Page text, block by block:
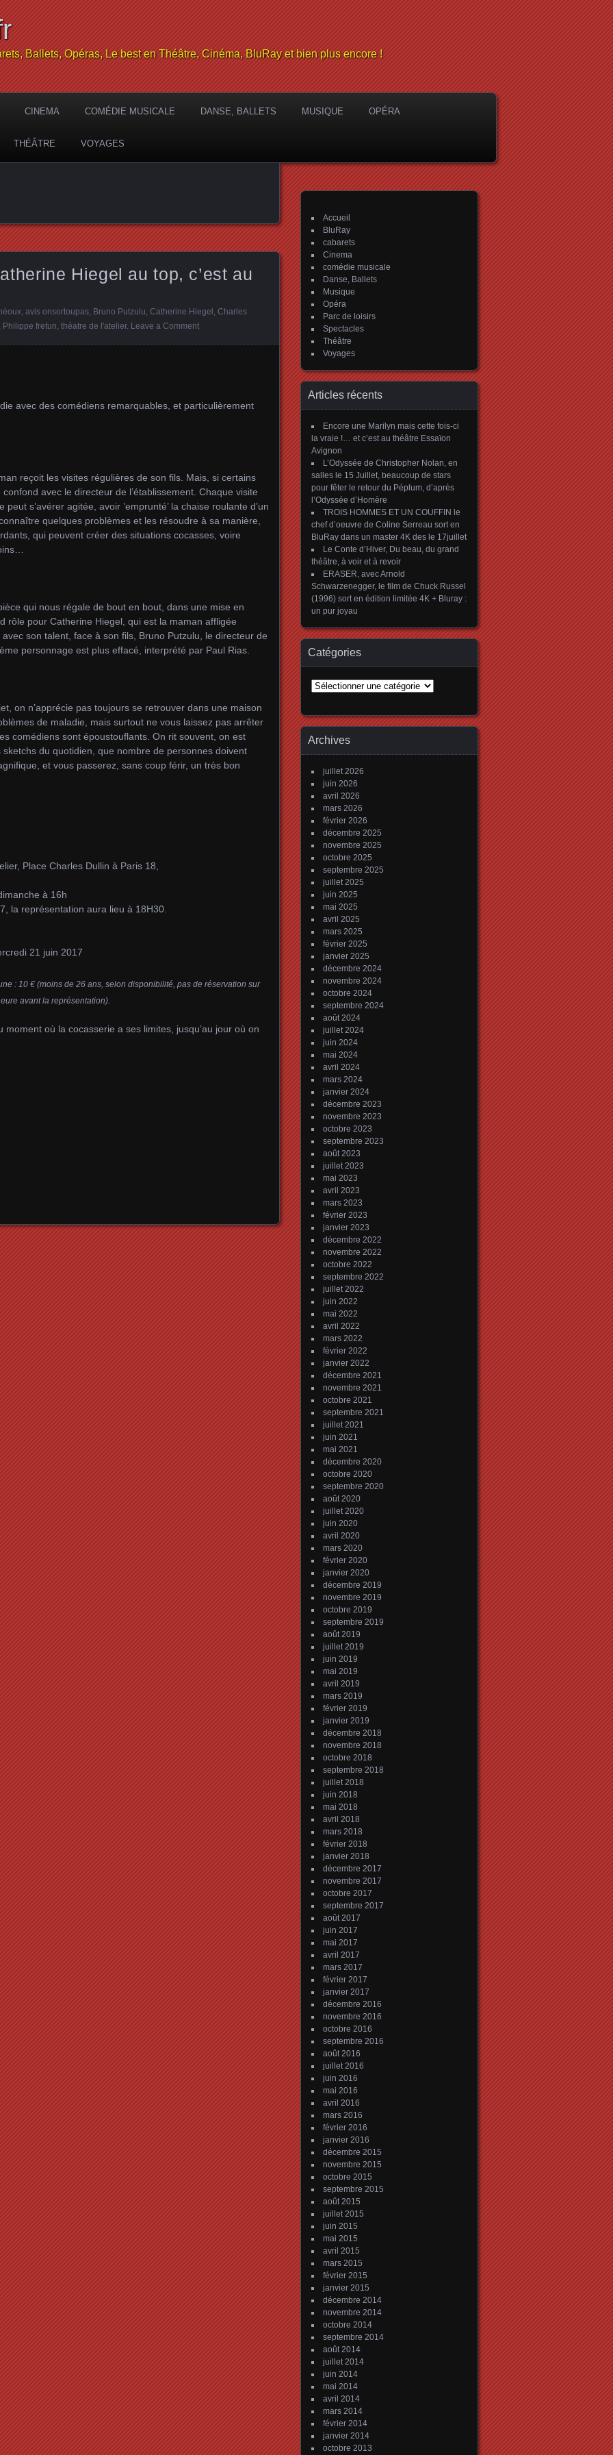
Ballets, Opéras, Le best en Théâtre, Cinéma, BluRay et bien plus encore !
CINEMA COMÉDIE MUSICALE DANSE, BALLETS MUSIQUE OPÉRA
THÉÂTRE VOYAGES
Hiegel au top, c’est au
avis onsortoupas Bruno Putzulu Catherine Hiegel Charles
Philippe fretun théatre de l'atelier. Leave a Comment
avec des comédiens remarquables, et particulièrement
reçoit les visites régulières de son fils. Mais, si certains
avec le directeur de l’établissement. Chaque visite
s’avérer agitée, avoir ’emprunté’ la chaise roulante d’un
quelques problèmes et les résoudre à sa manière,
qui peuvent créer des situations cocasses, voire
qui nous régale de bout en bout, dans une mise en
rôle pour Catherine Hiegel, qui est la maman affligée
son talent, face à son fils, Bruno Putzulu, le directeur de
personnage est plus effacé, interprété par Paul Rias.
on n’apprécie pas toujours se retrouver dans une maison
de maladie, mais surtout ne vous laissez pas arrêter
comédiens sont époustouflants. On rit souvent, on est
du quotidien, que nombre de personnes doivent
et vous passerez, sans coup férir, un très bon
Place Charles Dullin à Paris 18,
à 16h
la représentation aura lieu à 18H30.
21 juin 2017
: 10 € (moins de 26 ans, selon disponibilité, pas de réservation sur
avant la représentation).
moment où la cocasserie a ses limites, jusqu’au jour où on
Accueil
BluRay
cabarets
Cinema
comédie musicale
Danse, Ballets
Musique
Opéra
Parc de loisirs
Spectacles
Théâtre
Voyages
Articles récents
Encore une Marilyn mais cette fois-ci
la vraie !… et c’est au théâtre Essaïon
Avignon
L’Odyssée de Christopher Nolan, en
salles le 15 Juillet, beaucoup de stars
pour fêter le retour du Péplum, d’après
l’Odyssée d’Homère
TROIS HOMMES ET UN COUFFIN le
chef d’oeuvre de Coline Serreau sort en
BluRay dans un master 4K des le 17juillet
Le Conte d’Hiver, Du beau, du grand
théâtre, à voir et à revoir
ERASER, avec Arnold
Schwarzenegger, le film de Chuck Russel
(1996) sort en édition limitée 4K + Bluray :
un pur joyau
Catégories
Catégories
Archives
juillet 2026
juin 2026
avril 2026
mars 2026
février 2026
décembre 2025
novembre 2025
octobre 2025
septembre 2025
juillet 2025
juin 2025
mai 2025
avril 2025
mars 2025
février 2025
janvier 2025
décembre 2024
novembre 2024
octobre 2024
septembre 2024
août 2024
juillet 2024
juin 2024
mai 2024
avril 2024
mars 2024
janvier 2024
décembre 2023
novembre 2023
octobre 2023
septembre 2023
août 2023
juillet 2023
mai 2023
avril 2023
mars 2023
février 2023
janvier 2023
décembre 2022
novembre 2022
octobre 2022
septembre 2022
juillet 2022
juin 2022
mai 2022
avril 2022
mars 2022
février 2022
janvier 2022
décembre 2021
novembre 2021
octobre 2021
septembre 2021
juillet 2021
juin 2021
mai 2021
décembre 2020
octobre 2020
septembre 2020
août 2020
juillet 2020
juin 2020
avril 2020
mars 2020
février 2020
janvier 2020
décembre 2019
novembre 2019
octobre 2019
septembre 2019
août 2019
juillet 2019
juin 2019
mai 2019
avril 2019
mars 2019
février 2019
janvier 2019
décembre 2018
novembre 2018
octobre 2018
septembre 2018
juillet 2018
juin 2018
mai 2018
avril 2018
mars 2018
février 2018
janvier 2018
décembre 2017
novembre 2017
octobre 2017
septembre 2017
août 2017
juin 2017
mai 2017
avril 2017
mars 2017
février 2017
janvier 2017
décembre 2016
novembre 2016
octobre 2016
septembre 2016
août 2016
juillet 2016
juin 2016
mai 2016
avril 2016
mars 2016
février 2016
janvier 2016
décembre 2015
novembre 2015
octobre 2015
septembre 2015
août 2015
juillet 2015
juin 2015
mai 2015
avril 2015
mars 2015
février 2015
janvier 2015
décembre 2014
novembre 2014
octobre 2014
septembre 2014
août 2014
juillet 2014
juin 2014
mai 2014
avril 2014
mars 2014
février 2014
janvier 2014
octobre 2013